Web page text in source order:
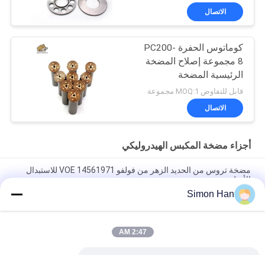
الاتصال
كوماتوس الحفرة PC200-
8 مجموعة إصلاح المضخة
الرئيسية المضخة
الهيدروليكية جزء مضخة
البستون صيانة خدمات
إصلاح
قابل للتفاوض MOQ:1 مجموعة
الاتصال
أجزاء مضخة المكبس الهيدروليكي
مضخة تروس من الحديد الزهر من فولفو VOE 14561971 للاستبدال
الأصلي
الأصلي
Simon Han
2:47 AM